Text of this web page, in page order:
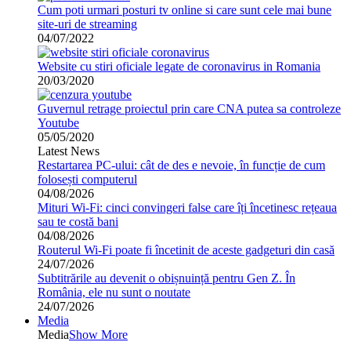
Cum poti urmari posturi tv online si care sunt cele mai bune
site-uri de streaming
04/07/2022
Website cu stiri oficiale legate de coronavirus in Romania
20/03/2020
Guvernul retrage proiectul prin care CNA putea sa controleze
Youtube
05/05/2020
Latest News
Restartarea PC-ului: cât de des e nevoie, în funcție de cum
folosești computerul
04/08/2026
Mituri Wi-Fi: cinci convingeri false care îți încetinesc rețeaua
sau te costă bani
04/08/2026
Routerul Wi-Fi poate fi încetinit de aceste gadgeturi din casă
24/07/2026
Subtitrările au devenit o obișnuință pentru Gen Z. În
România, ele nu sunt o noutate
24/07/2026
Media
MediaShow More